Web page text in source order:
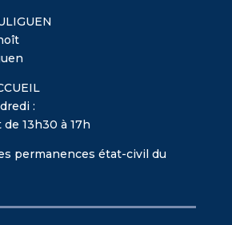
:
de 13h30 à 17h
permanences état-civil du